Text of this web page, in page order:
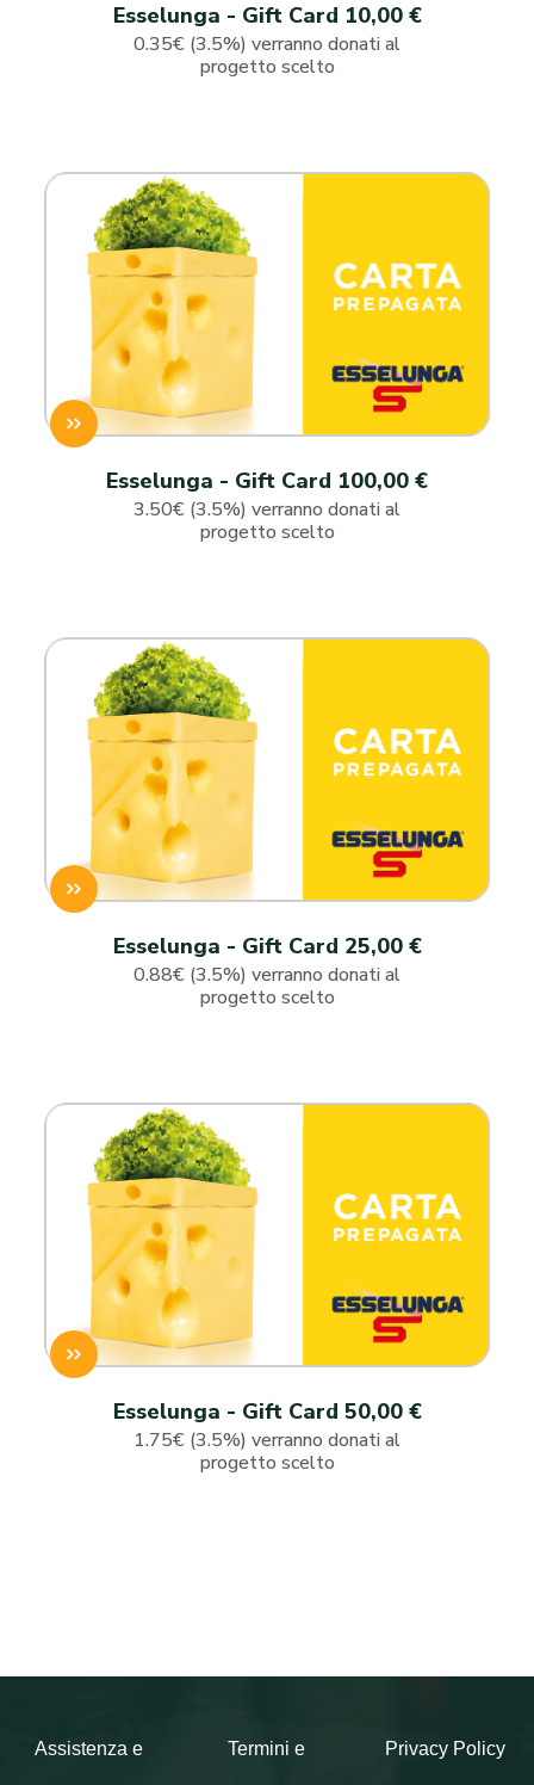
Esselunga - Gift Card 10,00 €
0.35€ (3.5%) verranno donati al
progetto scelto
Esselunga - Gift Card 100,00 €
3.50€ (3.5%) verranno donati al
progetto scelto
Esselunga - Gift Card 25,00 €
0.88€ (3.5%) verranno donati al
progetto scelto
Esselunga - Gift Card 50,00 €
1.75€ (3.5%) verranno donati al
progetto scelto
Assistenza e Termini e Privacy Policy